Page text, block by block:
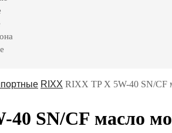
RIXX RIXX TP X 5W-40 SN/
40 SN/CF масло